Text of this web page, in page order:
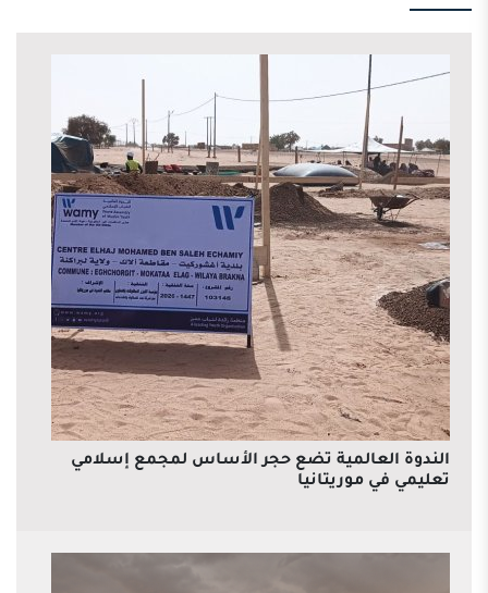
الندوة العالمية تضع حجر الأساس لمجمع إسلامي
تعليمي في موريتانيا